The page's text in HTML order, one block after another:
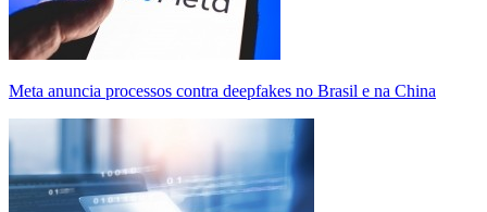
Meta anuncia processos contra deepfakes no Brasil e na China